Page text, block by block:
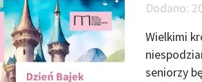
Dodano:
Wielkimi
seniorzy